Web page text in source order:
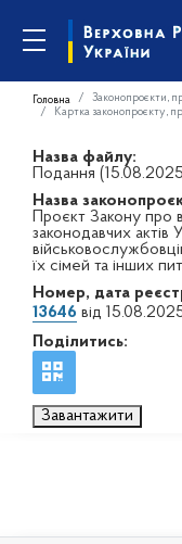
Головна Законопроєкти,
Картка законопроєкту,
Назва файлу:
Подання
Назва
Проєкт Закону про
законодавчих актів
їх сімей та інших
Номер, дата
13646 від
Поділитись:
Завантажити